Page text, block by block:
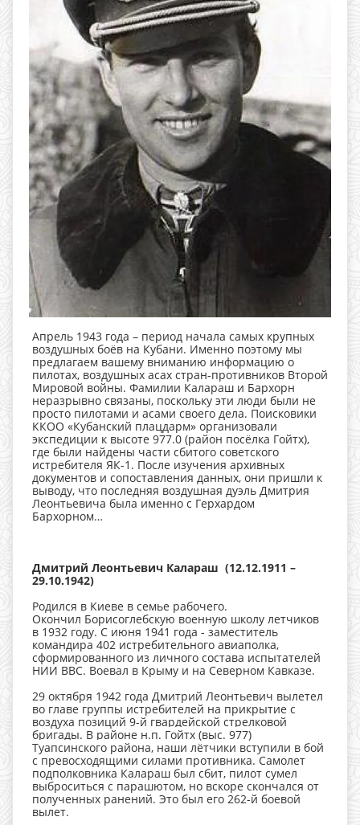
Апрель 1943 года – период начала самых крупных
воздушных боёв на Кубани. Именно поэтому мы
предлагаем вашему вниманию информацию о
пилотах, воздушных асах стран-противников Второй
Мировой войны. Фамилии Калараш и Бархорн
неразрывно связаны, поскольку эти люди были не
просто пилотами и асами своего дела. Поисковики
ККОО «Кубанский плацдарм» организовали
экспедиции к высоте 977.0 (район посёлка Гойтх),
где были найдены части сбитого советского
истребителя ЯК-1. После изучения архивных
документов и сопоставления данных, они пришли к
выводу, что последняя воздушная дуэль Дмитрия
Леонтьевича была именно с Герхардом
Бархорном…
Дмитрий Леонтьевич Калараш (12.12.1911 –
29.10.1942)
Родился в Киеве в семье рабочего.
Окончил Борисоглебскую военную школу летчиков
в 1932 году. С июня 1941 года - заместитель
командира 402 истребительного авиаполка,
сформированного из личного состава испытателей
НИИ ВВС. Воевал в Крыму и на Северном Кавказе.
29 октября 1942 года Дмитрий Леонтьевич вылетел
во главе группы истребителей на прикрытие с
воздуха позиций 9-й гвардейской стрелковой
бригады. В районе н.п. Гойтх (выс. 977)
Туапсинского района, наши лётчики вступили в бой
с превосходящими силами противника. Самолет
подполковника Калараш был сбит, пилот сумел
выброситься с парашютом, но вскоре скончался от
полученных ранений. Это был его 262-й боевой
вылет.